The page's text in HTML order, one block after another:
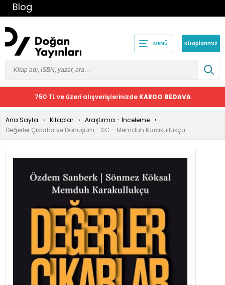
Blog
MENÜ Kitaplarımız
750 TL ve üzeri alışverişlerinizde KARGO BEDAVA
Ana Sayfa Kitaplar
Araştırma - İnceleme
Değerler Çıkarlar ve Dönüşüm - SC - Memduh Karakullukçu